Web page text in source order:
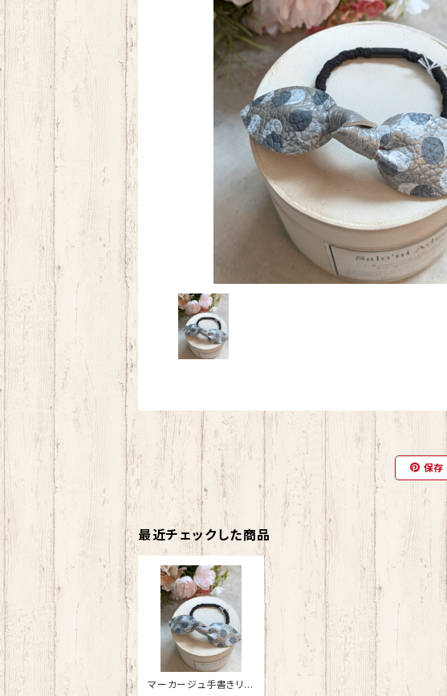
保存
最近チェックした商品
マーカージュ手書きリ